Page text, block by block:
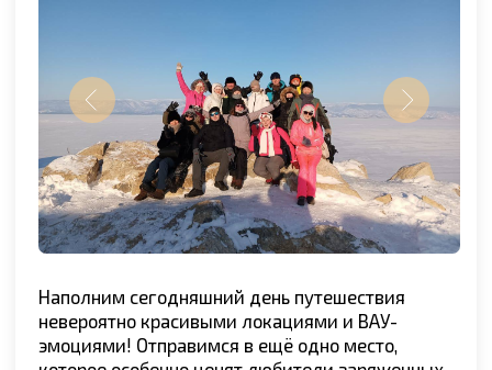
на бескрайние байкальские просторы. А вечером
состоится завершающий ужин.
Встретим
Рождество в кругу уже близких людей:
обменяемся впечатлениями от поездки,
подарим друг другу подарки, будем петь
и веселиться. Вечер станет громким
и красочным завершающим словом вашей
персональной байкальской истории! Можете
быть уверенными, Рождество на Байкале
запомнится на долгие годы!
ДЕНЬ 5